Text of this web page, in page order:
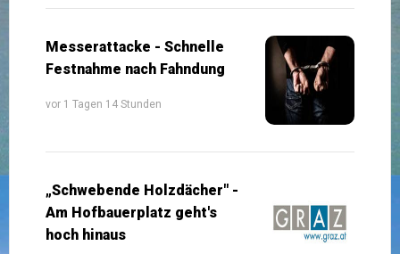
Messerattacke - Schnelle
Festnahme nach Fahndung
vor 1 Tagen 14 Stunden
„Schwebende Holzdächer" -
Am Hofbauerplatz geht's
hoch hinaus